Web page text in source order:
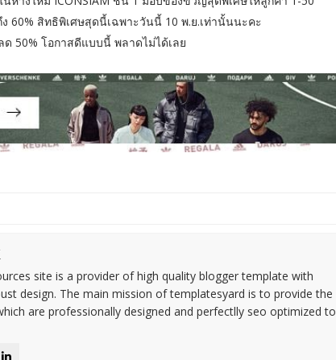
60% สิทธิพิเศษสุดนี้เฉพาะวันนี้ 10 พ.ย.เท่านั้นนะคะ
50% โอกาสดีแบบนี้ พลาดไม่ได้เลย
site is a provider of high quality blogger template with
design. The main mission of templatesyard is to provide the
are professionally designed and perfectlly seo optimized to